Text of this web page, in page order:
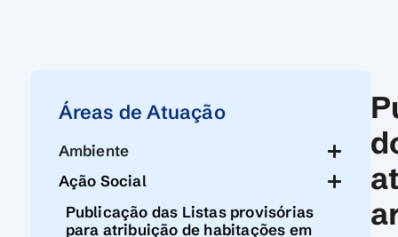
Áreas de Atuação
Ambiente
Ação Social
Publicação das Listas provisórias
para atribuição de habitações em